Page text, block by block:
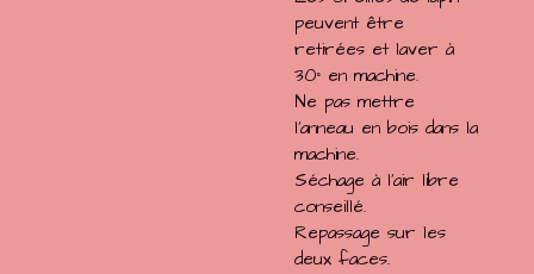
peuvent être
retirées et laver à
30° en machine.
Ne pas mettre
l'anneau en bois dans la
machine.
Séchage à l'air libre
conseillé.
Repassage sur les
deux faces.